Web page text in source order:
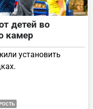
детей во
камер
установить